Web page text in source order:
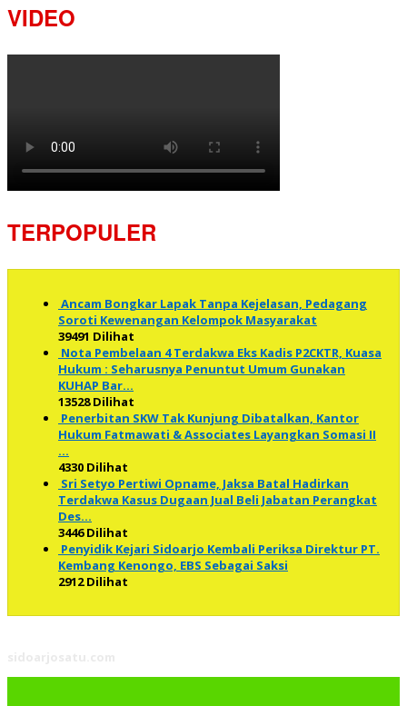
VIDEO
TERPOPULER
Ancam Bongkar Lapak Tanpa Kejelasan, Pedagang
Soroti Kewenangan Kelompok Masyarakat
39491 Dilihat
Nota Pembelaan 4 Terdakwa Eks Kadis P2CKTR, Kuasa
Hukum : Seharusnya Penuntut Umum Gunakan
KUHAP Bar…
13528 Dilihat
Penerbitan SKW Tak Kunjung Dibatalkan, Kantor
Hukum Fatmawati & Associates Layangkan Somasi II
…
4330 Dilihat
Sri Setyo Pertiwi Opname, Jaksa Batal Hadirkan
Terdakwa Kasus Dugaan Jual Beli Jabatan Perangkat
Des…
3446 Dilihat
Penyidik Kejari Sidoarjo Kembali Periksa Direktur PT.
Kembang Kenongo, EBS Sebagai Saksi
2912 Dilihat